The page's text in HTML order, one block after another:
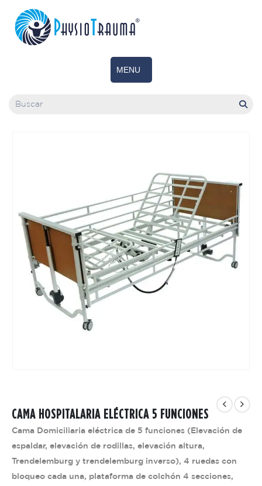
CAMA HOSPITALARIA ELÉCTRICA 5 FUNCIONES
Cama Domiciliaria eléctrica de 5 funciones (Elevación de
espaldar, elevación de rodillas, elevación altura,
Trendelemburg y trendelemburg inverso), 4 ruedas con
bloqueo cada una, plataforma de colchón 4 secciones,